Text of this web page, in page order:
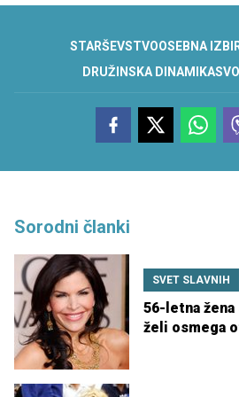
STARŠEVSTVOOSEBNA
DRUŽINSKA DINAMIKA
Sorodni članki
SVET SLAVNIH
56-letna
želi osmega